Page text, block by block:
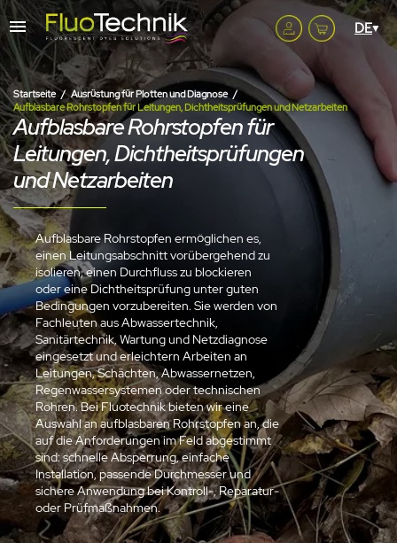
Startseite
Ausrüstung für Plotten und Diagnose
Aufblasbare Rohrstopfen für Leitungen, Dichtheitsprüfungen und Netzarbeiten
Aufblasbare Rohrstopfen für
Leitungen, Dichtheitsprüfungen
und Netzarbeiten
Aufblasbare Rohrstopfen ermöglichen es,
einen Leitungsabschnitt vorübergehend zu
isolieren, einen Durchfluss zu blockieren
oder eine Dichtheitsprüfung unter guten
Bedingungen vorzubereiten. Sie werden von
Fachleuten aus Abwassertechnik,
Sanitärtechnik, Wartung und Netzdiagnose
eingesetzt und erleichtern Arbeiten an
Leitungen, Schächten, Abwassernetzen,
Regenwassersystemen oder technischen
Rohren. Bei Fluotechnik bieten wir eine
Auswahl an aufblasbaren Rohrstopfen an, die
auf die Anforderungen im Feld abgestimmt
sind: schnelle Absperrung, einfache
Installation, passende Durchmesser und
sichere Anwendung bei Kontroll-, Reparatur-
oder Prüfmaßnahmen.